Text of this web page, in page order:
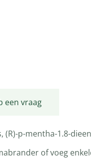
een vraag
p-mentha-1.8-dieen
of voeg